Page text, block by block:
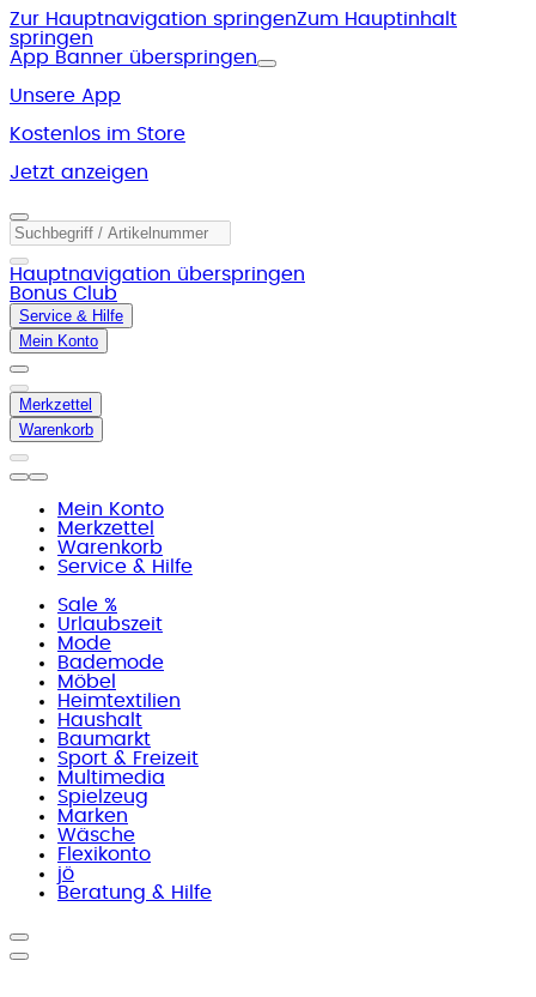
Zur Hauptnavigation springenZum Hauptinhalt
springen
App Banner überspringen
Unsere App
Kostenlos im Store
Jetzt anzeigen
Hauptnavigation überspringen
Bonus Club
Service & Hilfe
Mein Konto
Merkzettel
Warenkorb
Mein Konto
Merkzettel
Warenkorb
Service & Hilfe
Sale %
Urlaubszeit
Mode
Bademode
Möbel
Heimtextilien
Haushalt
Baumarkt
Sport & Freizeit
Multimedia
Spielzeug
Marken
Wäsche
Flexikonto
jö
Beratung & Hilfe